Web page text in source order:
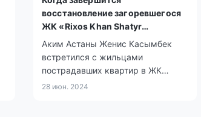
восстановление загоревшегося
ЖК «Rixos Khan Shatyr
Residences» в Астане
Аким Астаны Женис Касымбек
встретился с жильцами
пострадавших квартир в ЖК
«Rixos Khan Shatyr Residences».
28 июн. 2024